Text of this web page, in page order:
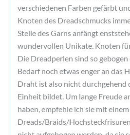
verschiedenen Farben gefärbt
Knoten des Dreadschmucks
Stelle des Garns anfängt
wundervollen Unikate. Knoten
Die Dreadperlen sind so gebogen
Bedarf noch etwas enger an das
Draht ist also nicht durchgehend
Einheit bildet. Um lange Freude
haben, empfehle ich sie mit
Dreads/Braids/